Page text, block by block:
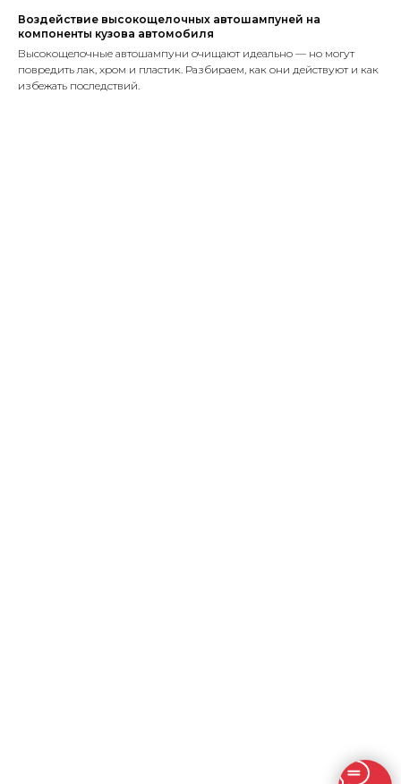
Воздействие высокощелочных автошампуней на
компоненты кузова автомобиля
Высокощелочные автошампуни очищают идеально — но могут
повредить лак, хром и пластик. Разбираем, как они действуют и как
избежать последствий.